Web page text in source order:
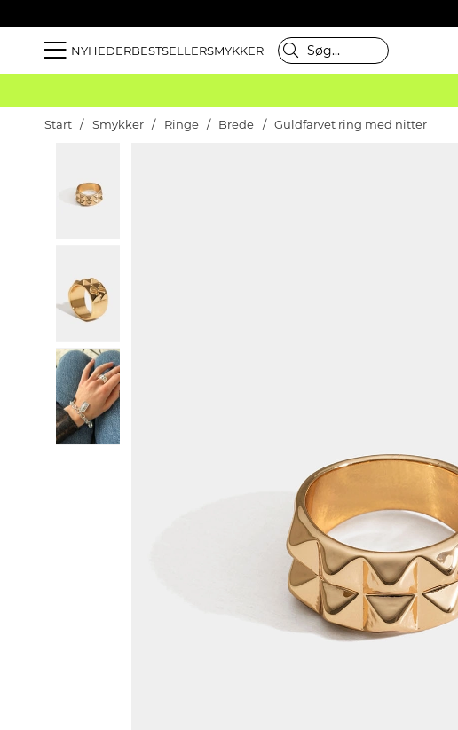
NYHEDERBESTSELLERSMYKKER
Start Smykker Ringe Brede Guldfarvet ring med nitter